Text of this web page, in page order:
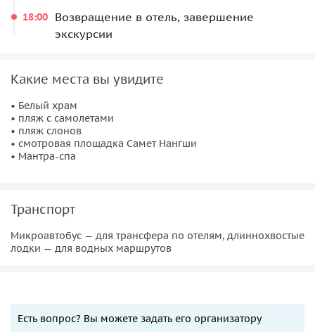
18:00
Возвращение в отель, завершение
экскурсии
Какие места вы увидите
• Белый храм
• пляж с самолетами
• пляж слонов
• смотровая площадка Самет Нангши
• Мантра-спа
Транспорт
Микроавтобус — для трансфера по отелям, длиннохвостые
лодки — для водных маршрутов
Есть вопрос? Вы можете задать его организатору